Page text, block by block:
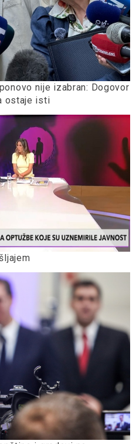
nije izabran: Dogovor
ostaje isti